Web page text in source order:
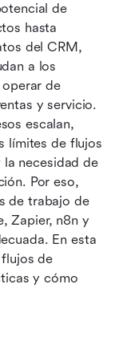
de
hasta
a los
de
y servicio.
escalan,
límites de flujos
necesidad de
Por eso,
de trabajo de
Zapier, n8n y
En esta
de
y cómo
de
con
integrada
mejores